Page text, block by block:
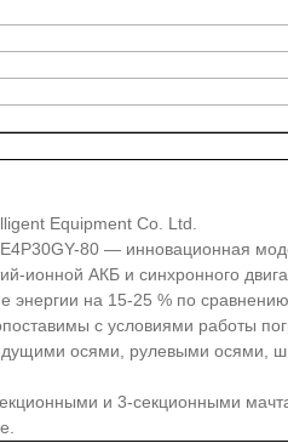
Equipment Co. Ltd.
80 — инновационная
ионной АКБ и синхронного
энергии на 15-25 % по
с условиями работы
осями, рулевыми осями,
и 3-секционными